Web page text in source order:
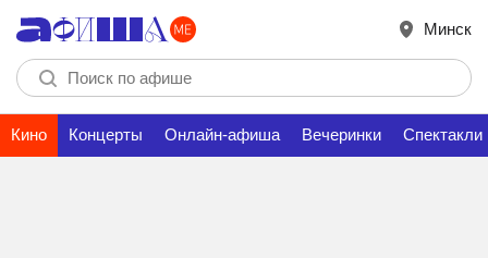
Минск
Кино Концерты Онлайн-афиша Вечеринки Спектакли